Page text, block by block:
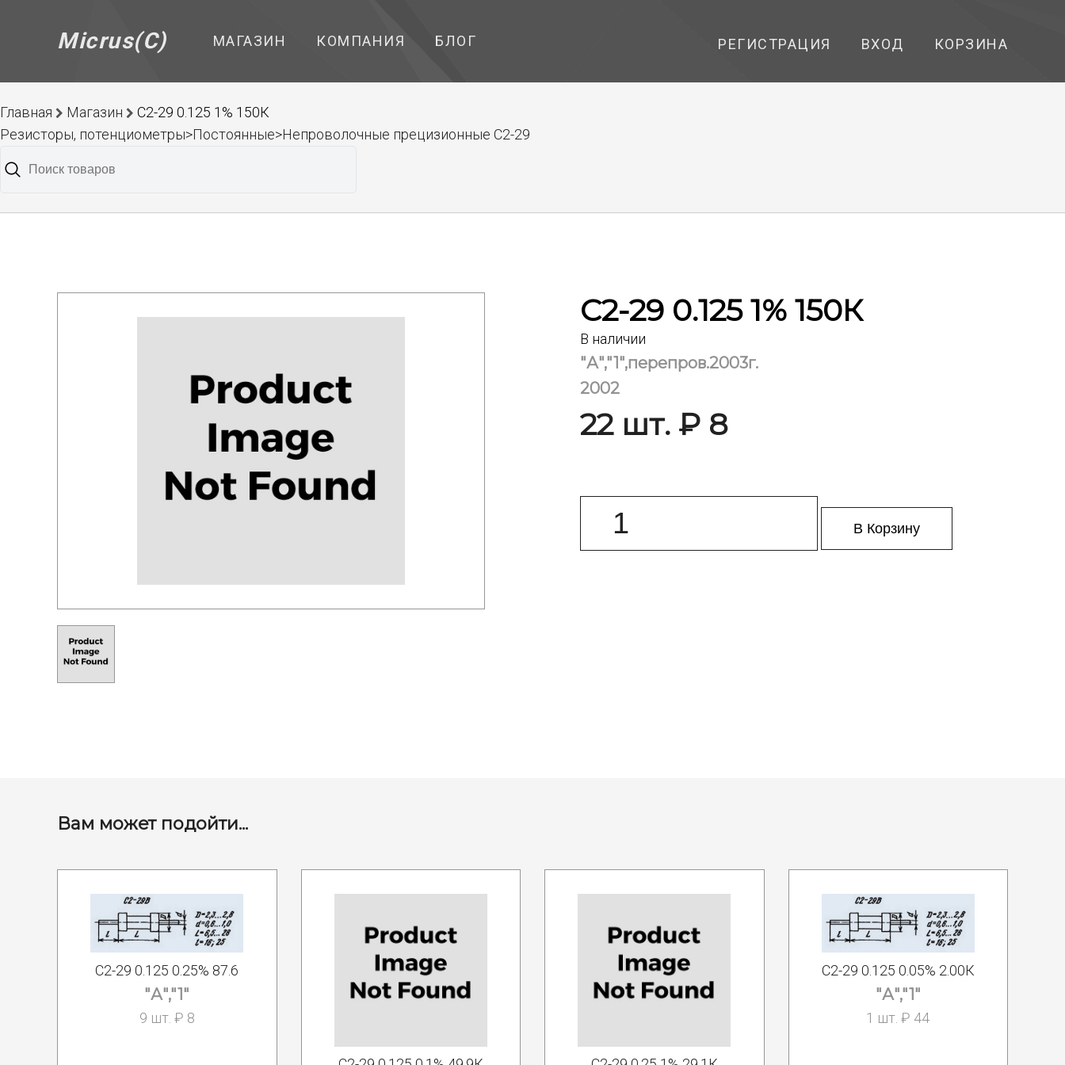
Micrus(C) МАГАЗИН КОМПАНИЯ БЛОГ РЕГИСТРАЦИЯ ВХОД КОРЗИНА
Главная Магазин
С2-29 0.125 1% 150К
Резисторы, потенциометры>Постоянные>Непроволочные прецизионные С2-29
С2-29 0.125 1% 150К
В наличии
"А","1",перепров.2003г.
2002
22 шт. ₽ 8
В Корзину
Вам может подойти...
С2-29 0.125 0.25% 87.6
"А","1"
9 шт. ₽ 8
С2-29 0.125 0.05% 2.00К
"А","1"
1 шт. ₽ 44